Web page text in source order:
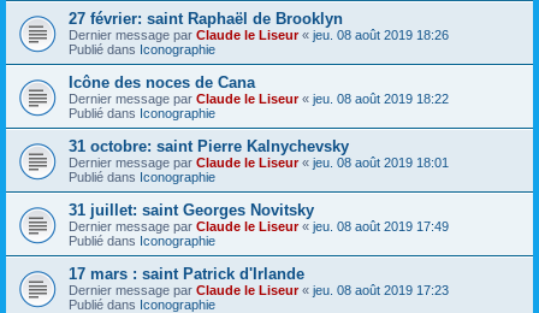
27 février: saint Raphaël de Brooklyn
Dernier message par Claude le Liseur« jeu. 08 août 2019 18:26
Publié dans Iconographie
Icône des noces de Cana
Dernier message par Claude le Liseur« jeu. 08 août 2019 18:22
Publié dans Iconographie
31 octobre: saint Pierre Kalnychevsky
Dernier message par Claude le Liseur« jeu. 08 août 2019 18:01
Publié dans Iconographie
31 juillet: saint Georges Novitsky
Dernier message par Claude le Liseur« jeu. 08 août 2019 17:49
Publié dans Iconographie
17 mars : saint Patrick d'Irlande
Dernier message par Claude le Liseur« jeu. 08 août 2019 17:23
Publié dans Iconographie